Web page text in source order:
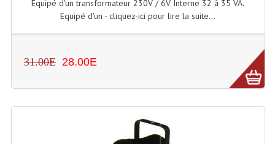
Equipé d'un transformateur 230V / 6V Interne 32 à 35 VA.
Equipé d'un - cliquez-ici pour lire la suite...
31.00E 28.00E